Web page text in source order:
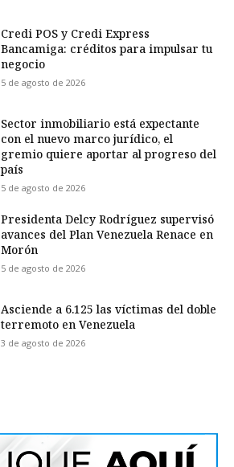
Credi POS y Credi Express
Bancamiga: créditos para impulsar tu
negocio
5 de agosto de 2026
Sector inmobiliario está expectante
con el nuevo marco jurídico, el
gremio quiere aportar al progreso del
país
5 de agosto de 2026
Presidenta Delcy Rodríguez supervisó
avances del Plan Venezuela Renace en
Morón
5 de agosto de 2026
Asciende a 6.125 las víctimas del doble
terremoto en Venezuela
3 de agosto de 2026